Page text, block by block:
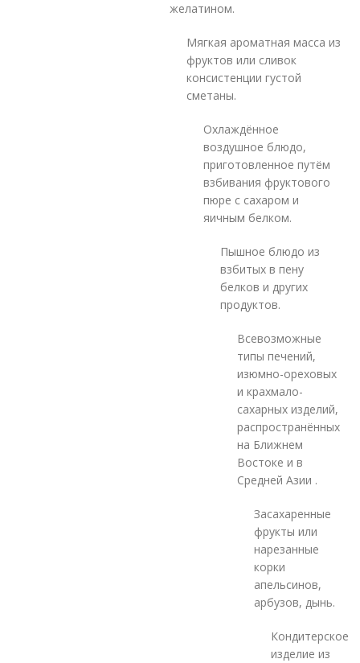
желатином.
Мягкая ароматная масса из
фруктов или сливок
консистенции густой
сметаны.
Охлаждённое
воздушное блюдо,
приготовленное путём
взбивания фруктового
пюре с сахаром и
яичным белком.
Пышное блюдо из
взбитых в пену
белков и других
продуктов.
Всевозможные
типы печений,
изюмно-ореховых
и крахмало-
сахарных изделий,
распространённых
на Ближнем
Востоке и в
Средней Азии .
Засахаренные
фрукты или
нарезанные
корки
апельсинов,
арбузов, дынь.
Кондитерское
изделие из